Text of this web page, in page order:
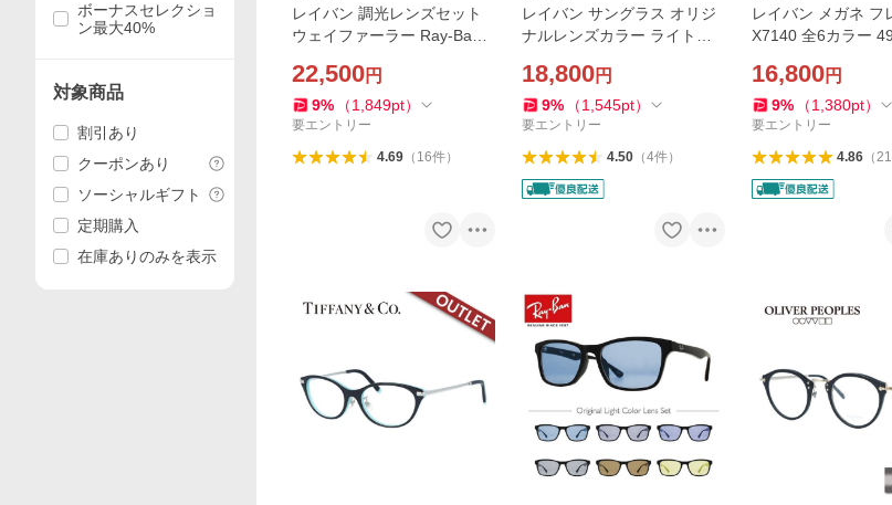
レイバン 調光レンズセット
ウェイファーラー Ray-Ban
2/54 アジアンフィット サン
グラス メガネ 度付き対応 伊
達 眼鏡 海外正規品
22,500円
9% （1,849pt）
要エントリー
4.69（ 16件）
レイバン サングラス オリジ
ナルレンズカラー ライトカ
Ban RB4259F 601/71 53 国
内正規品 UVカット プレゼン
ト ギフト
18,800円
9% （1,545pt）
要エントリー
4.50（4件）
レイバン メガネ フ
X7140 全6カラー 49
メガネ 度付き 度あ
規品 プレゼント ギ
16,800円
9% （1,380pt）
要エントリー
4.86（21
ボーナスセレクショ
ン最大40%
対象商品
割引あり
クーポンあり
ソーシャルギフト
定期購入
在庫ありのみを表示